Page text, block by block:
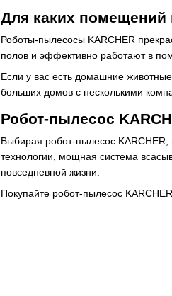
Для каких помещений
Роботы-пылесосы KARCHER
полов и эффективно работают в
Если у вас есть домашние
больших домов с несколькими
Робот-пылесос
Выбирая робот-пылесос KARCHER,
технологии, мощная система
повседневной жизни.
Покупайте робот-пылесос